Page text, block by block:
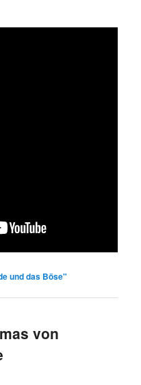
und das Böse"
von